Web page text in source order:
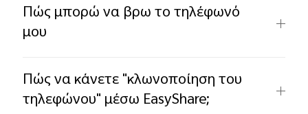
Πώς μπορώ να βρω το τηλέφωνό
μου
Πώς να κάνετε "κλωνοποίηση του
τηλεφώνου" μέσω EasyShare;